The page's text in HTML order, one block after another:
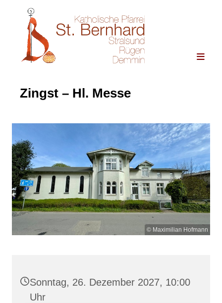
Zingst – Hl. Messe
© Maximilian Hofmann
Sonntag, 26. Dezember 2027, 10:00
Uhr